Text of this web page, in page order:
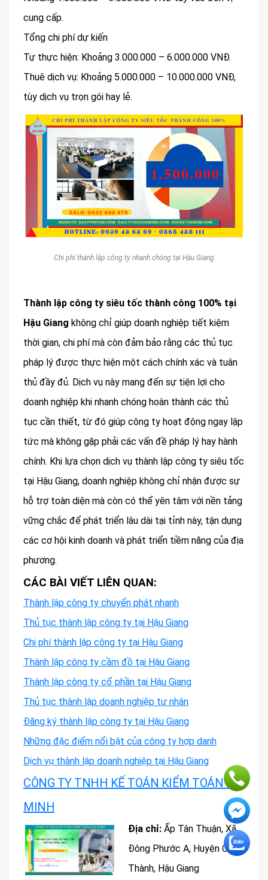
cung cấp.
Tổng chi phí dự kiến
Tự thực hiện: Khoảng 3.000.000 – 6.000.000 VNĐ.
Thuê dịch vụ: Khoảng 5.000.000 – 10.000.000 VNĐ,
tùy dịch vụ trọn gói hay lẻ.
Chi phí thành lập công ty nhanh chóng tại Hậu Giang
Thành lập công ty siêu tốc thành công 100% tại
Hậu Giang không chỉ giúp doanh nghiệp tiết kiệm
thời gian, chi phí mà còn đảm bảo rằng các thủ tục
pháp lý được thực hiện một cách chính xác và tuân
thủ đầy đủ. Dịch vụ này mang đến sự tiện lợi cho
doanh nghiệp khi nhanh chóng hoàn thành các thủ
tục cần thiết, từ đó giúp công ty hoạt động ngay lập
tức mà không gặp phải các vấn đề pháp lý hay hành
chính. Khi lựa chọn dịch vụ thành lập công ty siêu tốc
tại Hậu Giang, doanh nghiệp không chỉ nhận được sự
hỗ trợ toàn diện mà còn có thể yên tâm với nền tảng
vững chắc để phát triển lâu dài tại tỉnh này, tận dụng
các cơ hội kinh doanh và phát triển tiềm năng của địa
phương.
CÁC BÀI VIẾT LIÊN QUAN:
Thành lập công ty chuyển phát nhanh
Thủ tục thành lập công ty tại Hậu Giang
Chi phí thành lập công ty tại Hậu Giang
Thành lập công ty cầm đồ tại Hậu Giang
Thành lập công ty cổ phần tại Hậu Giang
Thủ tục thành lập doanh nghiệp tư nhân
Đăng ký thành lập công ty tại Hậu Giang
Những đặc điểm nổi bật của công ty hợp danh
Dịch vụ thành lập doanh nghiệp tại Hậu Giang
CÔNG TY TNHH KẾ TOÁN KIỂM TOÁN GIA
MINH
Địa chỉ: Ấp Tân Thuận, Xã
Đông Phước A, Huyện Châu
Thành, Hậu Giang